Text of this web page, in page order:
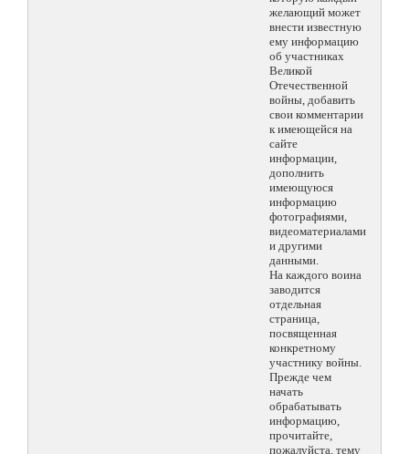
желающий может
внести известную
ему информацию
об участниках
Великой
Отечественной
войны, добавить
свои комментарии
к имеющейся на
сайте
информации,
дополнить
имеющуюся
информацию
фотографиями,
видеоматериалами
и другими
данными.
На каждого воина
заводится
отдельная
страница,
посвященная
конкретному
участнику войны.
Прежде чем
начать
обрабатывать
информацию,
прочитайте,
пожалуйста, тему